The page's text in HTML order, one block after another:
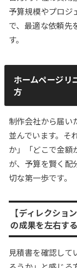
予算規模やプロジ
で、最適な依頼先
す。
ホームページリ
方
制作会社から届い
並んでいます。そ
か」「どこで金額
が、予算を賢く配
切な第一歩です。
【ディレクショ
の成果を左右す
見積書を確認して